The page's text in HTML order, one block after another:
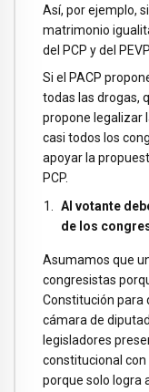
Así, por ejemplo,
matrimonio
del PCP y del
Si el PACP
todas las drogas,
propone legalizar
casi todos los
apoyar la
PCP.
Al votante
de los
Asumamos que
congresistas
Constitución para
cámara de
legisladores
constitucional con
porque solo logra